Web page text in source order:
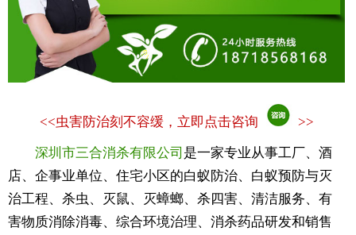
<<虫害防治刻不容缓，立即点击咨询 >>
深圳市三合消杀有限公司 是一家专业从事工厂、酒
店、企事业单位、住宅小区的白蚁防治、白蚁预防与灭
治工程、杀虫、灭鼠、灭蟑螂、杀四害、清洁服务、有
害物质消除消毒、综合环境治理、消杀药品研发和销售